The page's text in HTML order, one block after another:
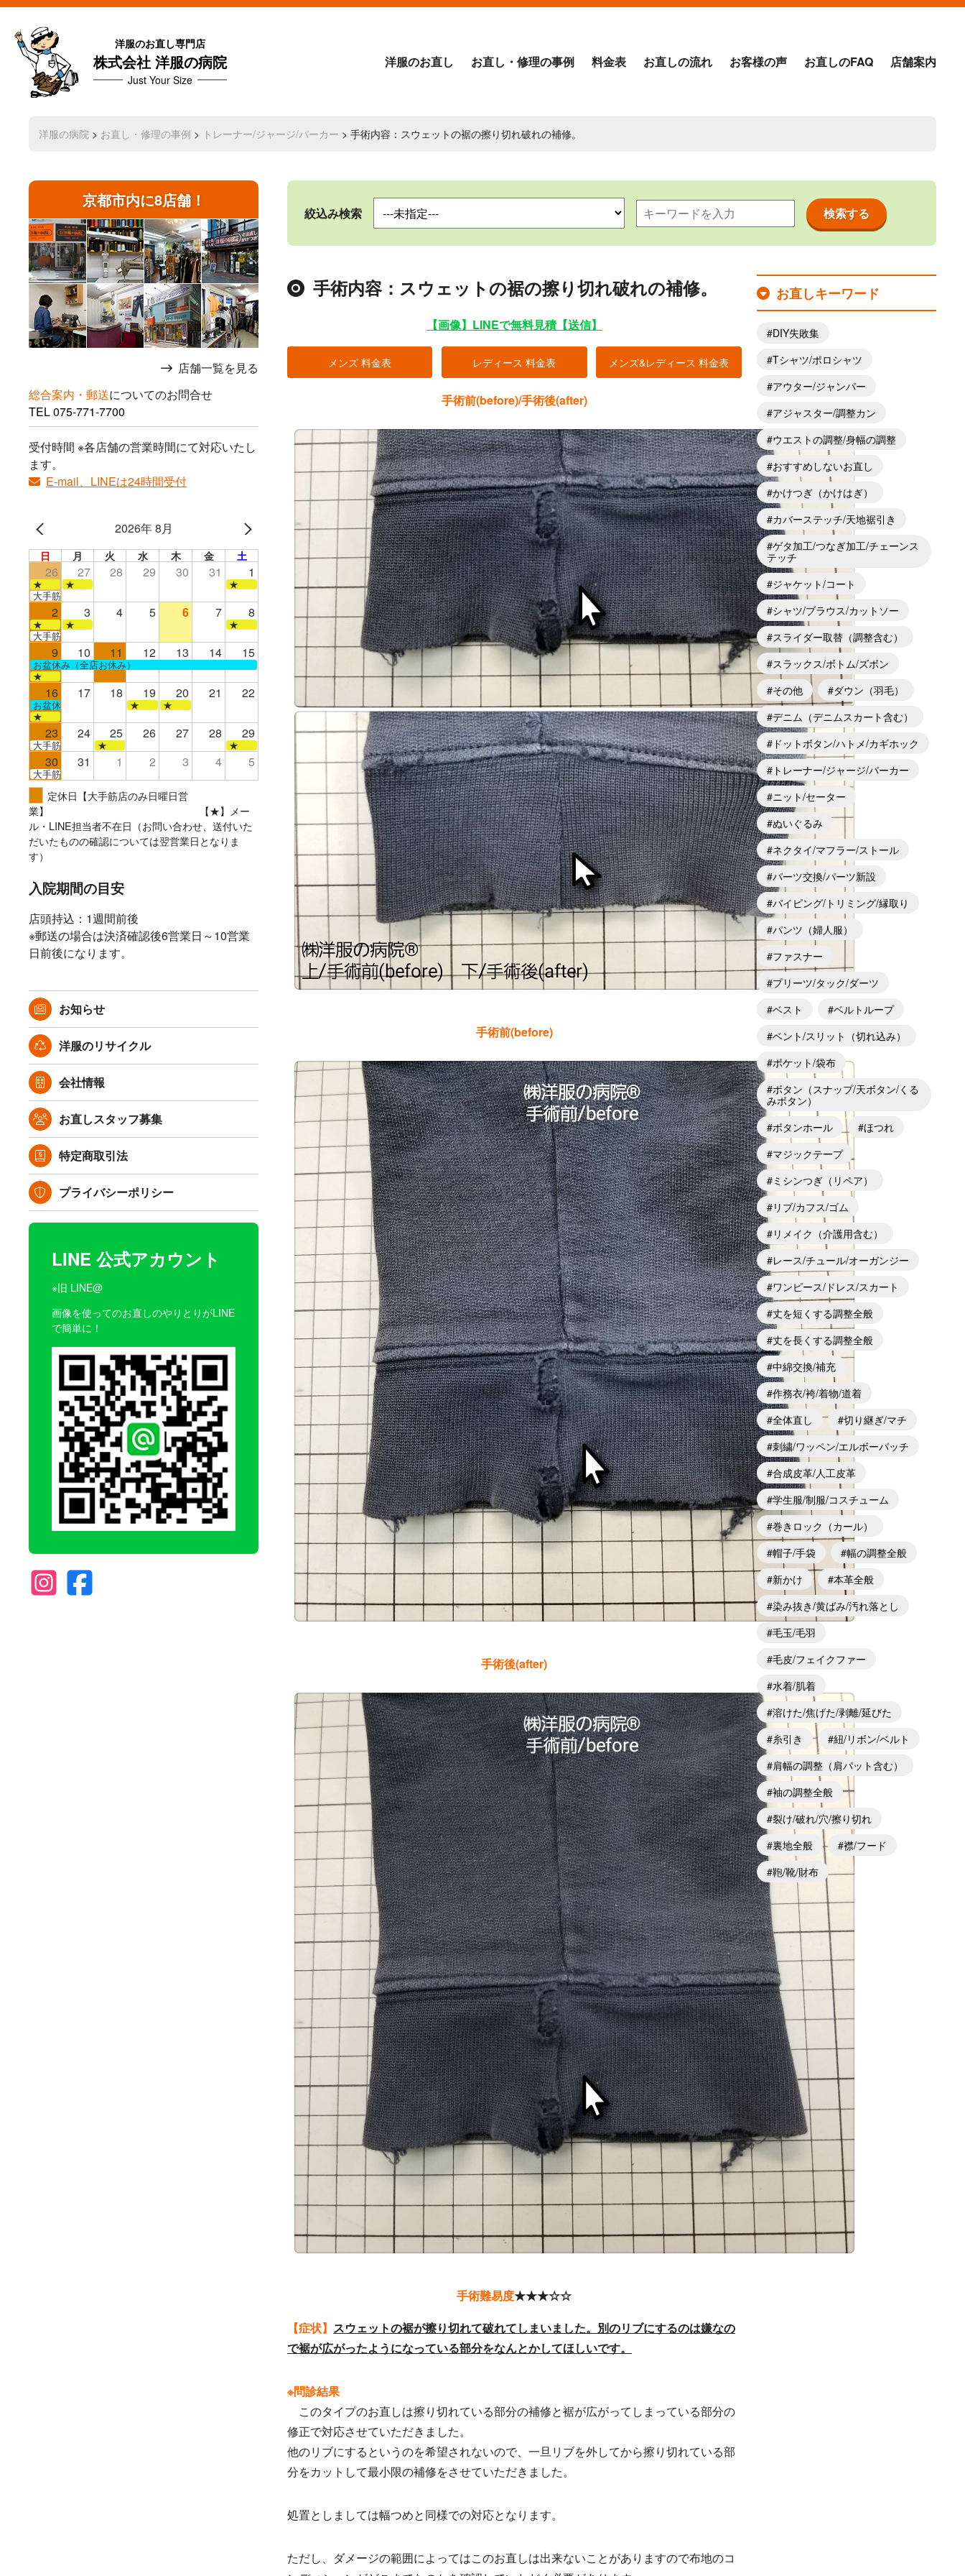
洋服のお直し専門店
株式会社 洋服の病院
Just Your Size
洋服のお直し お直し・修理の事例 料金表 お直しの流れ お客様の声 お直しのFAQ 店舗案内
洋服の病院 > お直し・修理の事例 > トレーナー/ジャージ/パーカー > 手術内容：スウェットの裾の擦り切れ破れの補修。
京都市内に8店舗！
店舗一覧を見る
総合案内・郵送についてのお問合せ
TEL075-771-7700
受付時間 ※各店舗の営業時間にて対応いたし
ます。
E-mail、LINEは24時間受付
2026年 8月
日 月 火 水 木 金 土
26 27 28 29 30 31 1
★ ★
★
大手筋店のみ営業
2 3 4 5 6 7 8
★ ★
★
大手筋
9 10 11 12 13 14 15
お盆休み（全店お休み）
★
16 17 18 19 20 21 22
お盆休み（全店お休み）★
★
★
23 24 25 26 27 28 29
大手筋 ★ ★
30 31 1 2 3 4 5
大手筋
定休日【大手筋店のみ日曜日営
業】 【★】メー
ル・LINE担当者不在日（お問い合わせ、送付いた
だいたものの確認については翌営業日となりま
す）
入院期間の目安
店頭持込：1週間前後
※郵送の場合は決済確認後6営業日～10営業
日前後になります。
お知らせ
洋服のリサイクル
会社情報
お直しスタッフ募集
特定商取引法
プライバシーポリシー
LINE 公式アカウント
※旧 LINE@
画像を使ってのお直しのやりとりがLINE
で簡単に！
絞込み検索
手術内容：スウェットの裾の擦り切れ破れの補修。
【画像】LINEで無料見積【送信】
メンズ 料金表 レディース 料金表 メンズ&レディース 料金表
手術前(before)/手術後(after)
手術前(before)
手術後(after)
手術難易度★★★☆☆
【症状】 スウェットの裾が擦り切れて破れてしまいました。別のリブにするのは嫌なの
で裾が広がったようになっている部分をなんとかしてほしいです。
※問診結果
このタイプのお直しは擦り切れている部分の補修と裾が広がってしまっている部分の
修正で対応させていただきました。
他のリブにするというのを希望されないので、一旦リブを外してから擦り切れている部
分をカットして最小限の補修をさせていただきました。
処置としましては幅つめと同様での対応となります。
ただし、ダメージの範囲によってはこのお直しは出来ないことがありますので布地のコ
お直しキーワード
DIY失敗集
Tシャツ/ポロシャツ
アウター/ジャンパー
アジャスター/調整カン
ウエストの調整/身幅の調整
おすすめしないお直し
かけつぎ（かけはぎ）
カバーステッチ/天地裾引き
ゲタ加工/つなぎ加工/チェーンス
テッチ
ジャケット/コート
シャツ/ブラウス/カットソー
スライダー取替（調整含む）
スラックス/ボトム/ズボン
その他
ダウン（羽毛）
デニム（デニムスカート含む）
ドットボタン/ハトメ/カギホック
トレーナー/ジャージ/パーカー
ニット/セーター
ぬいぐるみ
ネクタイ/マフラー/ストール
パーツ交換/パーツ新設
パイピング/トリミング/縁取り
パンツ（婦人服）
ファスナー
プリーツ/タック/ダーツ
ベスト
ベルトループ
ベント/スリット（切れ込み）
ポケット/袋布
ボタン（スナップ/天ボタン/くる
みボタン）
ボタンホール
ほつれ
マジックテープ
ミシンつぎ（リペア）
リブ/カフス/ゴム
リメイク（介護用含む）
レース/チュール/オーガンジー
ワンピース/ドレス/スカート
丈を短くする調整全般
丈を長くする調整全般
中綿交換/補充
作務衣/袴/着物/道着
全体直し
切り継ぎ/マチ
刺繍/ワッペン/エルボーパッチ
合成皮革/人工皮革
学生服/制服/コスチューム
巻きロック（カール）
帽子/手袋
幅の調整全般
新かけ
本革全般
染み抜き/黄ばみ/汚れ落とし
毛玉/毛羽
毛皮/フェイクファー
水着/肌着
溶けた/焦げた/剥離/延びた
糸引き
紐/リボン/ベルト
肩幅の調整（肩パット含む）
袖の調整全般
裂け/破れ/穴/擦り切れ
裏地全般
襟/フード
鞄/靴/財布